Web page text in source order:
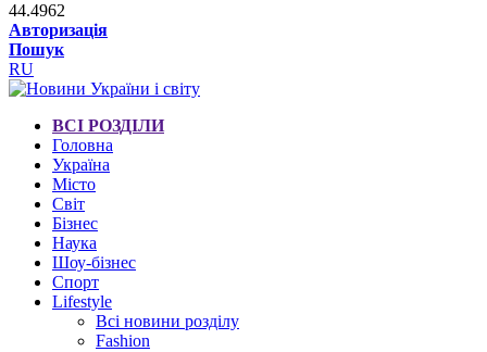
44.4962
Авторизація
Пошук
RU
ВСІ РОЗДІЛИ
Головна
Україна
Місто
Світ
Бізнес
Наука
Шоу-бізнес
Спорт
Lifestyle
Всі новини розділу
Fashion